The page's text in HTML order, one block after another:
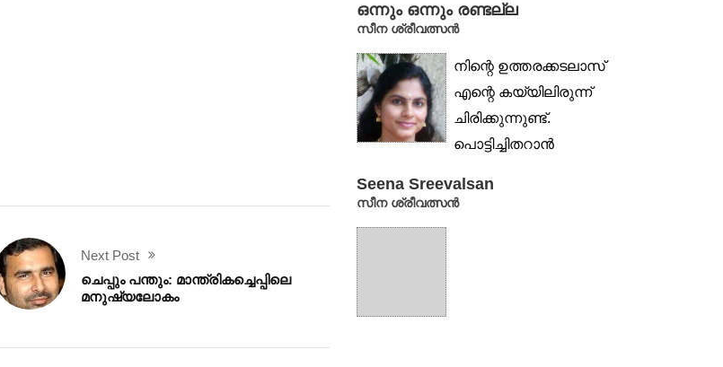
Next Post
ചെപ്പും പന്തും: മാന്ത്രികച്ചെപ്പിലെ
മനുഷ്യലോകം
ഒന്നും ഒന്നും രണ്ടല്ല
സീന ശ്രീവത്സൻ
നിന്റെ ഉത്തരക്കടലാസ്
എന്റെ കയ്യിലിരുന്ന്
ചിരിക്കുന്നുണ്ട്.
പൊട്ടിച്ചിതറാൻ
കള്ളക്കുറുമ്പ് കാട്ടുന്നുണ്ട്...
Seena Sreevalsan
സീന ശ്രീവത്സൻ